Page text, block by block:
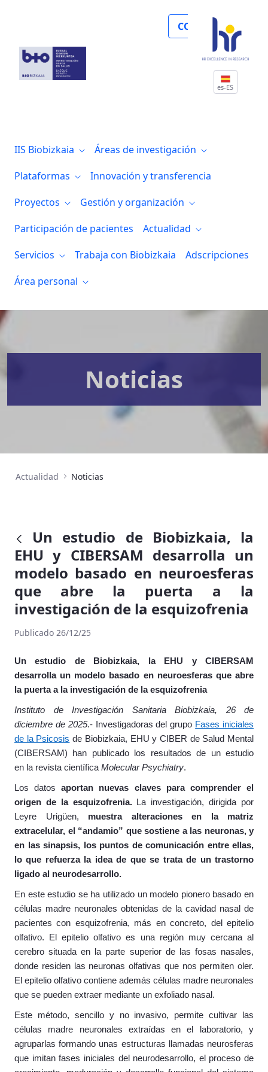
COLABORA
es-ES
IIS Biobizkaia
Áreas de investigación
Plataformas
Innovación y transferencia
Proyectos
Gestión y organización
Participación de pacientes
Actualidad
Servicios
Trabaja con Biobizkaia
Adscripciones
Área personal
Noticias
Actualidad Noticias
Un estudio de Biobizkaia, la
EHU y CIBERSAM desarrolla un
modelo basado en neuroesferas
que abre la puerta a la
investigación de la esquizofrenia
Publicado 26/12/25
Un estudio de Biobizkaia, la EHU y CIBERSAM
desarrolla un modelo basado en neuroesferas que abre
la puerta a la investigación de la esquizofrenia
Instituto de Investigación Sanitaria Biobizkaia, 26 de
diciembre de 2025.- Investigadoras del grupo Fases iniciales
de la Psicosis de Biobizkaia, EHU y CIBER de Salud Mental
(CIBERSAM) han publicado los resultados de un estudio
en la revista científica Molecular Psychiatry.
Los datosaportan nuevas claves para comprender el
origen de la esquizofrenia.La investigación, dirigida por
Leyre Urigüen, muestra alteraciones en la matriz
extracelular, el “andamio” que sostiene a las neuronas, y
en las sinapsis, los puntos de comunicación entre ellas,
lo que refuerza la idea de que se trata de un trastorno
ligado al neurodesarrollo.
En este estudio se ha utilizado un modelo pionero basado en
células madre neuronales obtenidas de la cavidad nasal de
pacientes con esquizofrenia, más en concreto, del epitelio
olfativo. El epitelio olfativo es una región muy cercana al
cerebro situada en la parte superior de las fosas nasales,
donde residen las neuronas olfativas que nos permiten oler.
El epitelio olfativo contiene además células madre neuronales
que se pueden extraer mediante un exfoliado nasal.
Este método, sencillo y no invasivo, permite cultivar las
células madre neuronales extraídas en el laboratorio, y
agruparlas formando unas estructuras llamadas neurosferas
que imitan fases iniciales del neurodesarrollo, el proceso de